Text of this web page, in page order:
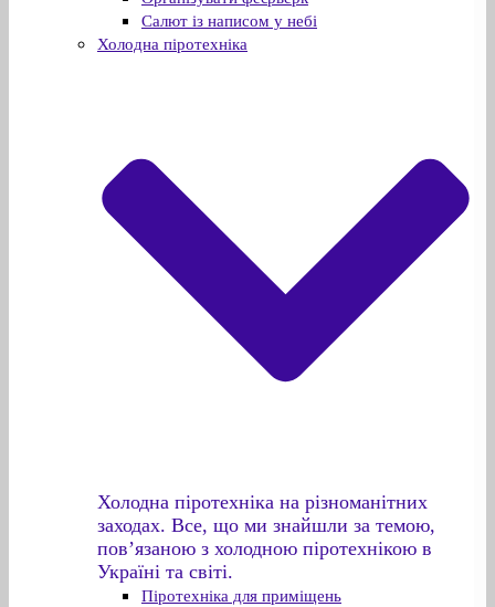
Салют із написом у небі
Холодна піротехніка
Холодна піротехніка на різноманітних
заходах. Все, що ми знайшли за темою,
пов’язаною з холодною піротехнікою в
Україні та світі.
Піротехніка для приміщень